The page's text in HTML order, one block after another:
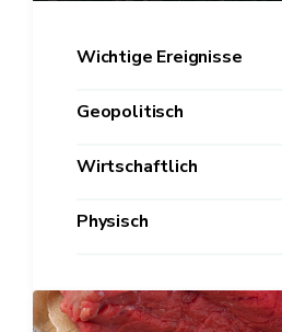
Wichtige Ereignisse
Geopolitisch
Wirtschaftlich
Physisch